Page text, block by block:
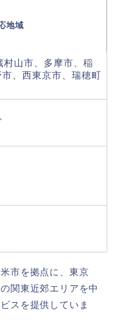
地域
山市、多摩市、稲
、西東京市、瑞穂町
市を拠点に、東京
関東近郊エリアを中
スを提供していま